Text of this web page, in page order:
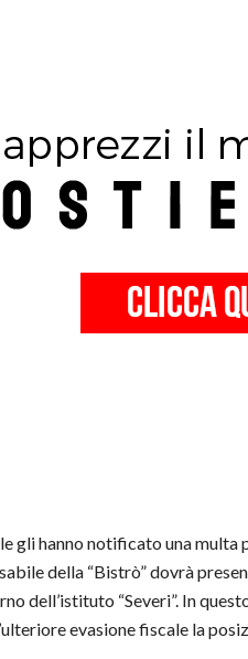
gli hanno notificato una multa
della “Bistrò” dovrà
dell’istituto “Severi”. In
evasione fiscale la